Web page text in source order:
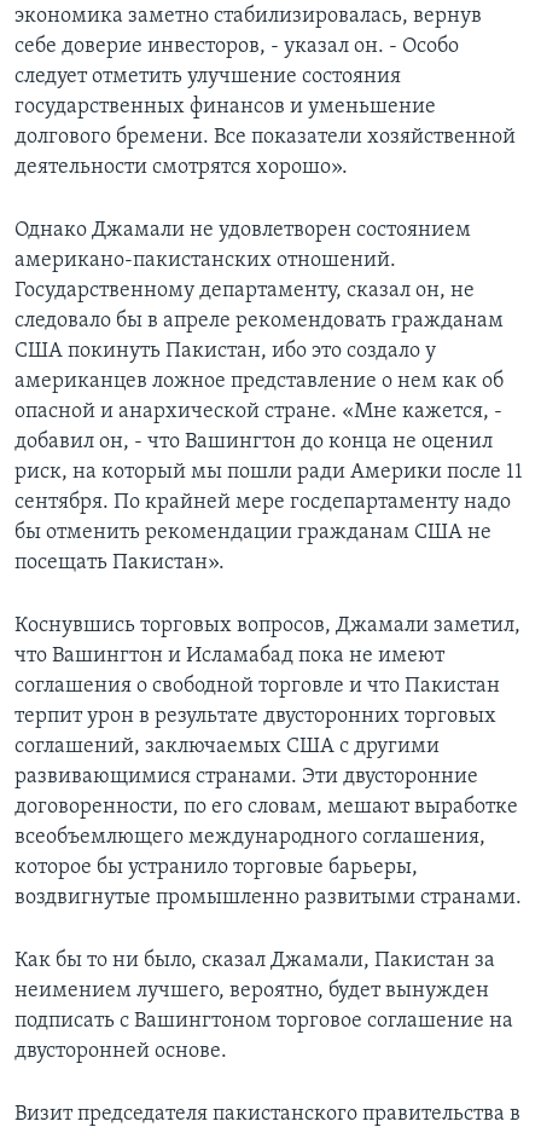
экономика заметно стабилизировалась, вернув
себе доверие инвесторов, - указал он. - Особо
следует отметить улучшение состояния
государственных финансов и уменьшение
долгового бремени. Все показатели хозяйственной
деятельности смотрятся хорошо».
Однако Джамали не удовлетворен состоянием
американо-пакистанских отношений.
Государственному департаменту, сказал он, не
следовало бы в апреле рекомендовать гражданам
США покинуть Пакистан, ибо это создало у
американцев ложное представление о нем как об
опасной и анархической стране. «Мне кажется, -
добавил он, - что Вашингтон до конца не оценил
риск, на который мы пошли ради Америки после 11
сентября. По крайней мере госдепартаменту надо
бы отменить рекомендации гражданам США не
посещать Пакистан».
Коснувшись торговых вопросов, Джамали заметил,
что Вашингтон и Исламабад пока не имеют
соглашения о свободной торговле и что Пакистан
терпит урон в результате двусторонних торговых
соглашений, заключаемых США с другими
развивающимися странами. Эти двусторонние
договоренности, по его словам, мешают выработке
всеобъемлющего международного соглашения,
которое бы устранило торговые барьеры,
воздвигнутые промышленно развитыми странами.
Как бы то ни было, сказал Джамали, Пакистан за
неимением лучшего, вероятно, будет вынужден
подписать с Вашингтоном торговое соглашение на
двусторонней основе.
Визит председателя пакистанского правительства в